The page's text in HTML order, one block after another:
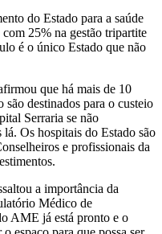
do Estado para a saúde
25% na gestão tripartite
é o único Estado que não
que há mais de 10
destinados para o custeio
Serraria se não
Os hospitais do Estado são
e profissionais da
a importância da
Médico de
AME já está pronto e o